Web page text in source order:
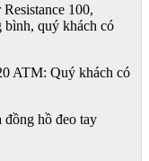
100,
quý khách có
ATM: Quý khách có